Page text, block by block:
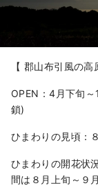
【 郡山布引風の高
OPEN：4月下旬
鎖)
ひまわりの
ひまわりの開花状
間は８月上旬～９